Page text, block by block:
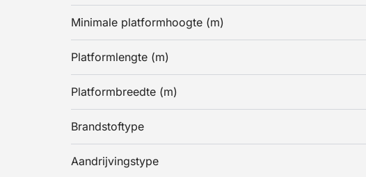
Minimale platformhoogte (m)
Platformlengte (m)
Platformbreedte (m)
Brandstoftype
Aandrijvingstype